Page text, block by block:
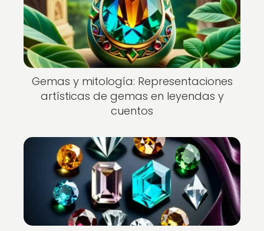
Gemas y mitología: Representaciones
artísticas de gemas en leyendas y
cuentos